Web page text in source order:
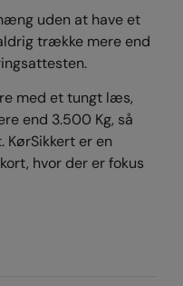
uden at have et
trække mere end
med et tungt læs,
end 3.500 Kg, så
er en
hvor der er fokus